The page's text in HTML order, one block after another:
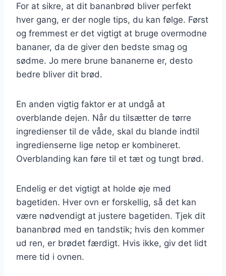
For at sikre, at dit bananbrød bliver perfekt
hver gang, er der nogle tips, du kan følge. Først
og fremmest er det vigtigt at bruge overmodne
bananer, da de giver den bedste smag og
sødme. Jo mere brune bananerne er, desto
bedre bliver dit brød.
En anden vigtig faktor er at undgå at
overblande dejen. Når du tilsætter de tørre
ingredienser til de våde, skal du blande indtil
ingredienserne lige netop er kombineret.
Overblanding kan føre til et tæt og tungt brød.
Endelig er det vigtigt at holde øje med
bagetiden. Hver ovn er forskellig, så det kan
være nødvendigt at justere bagetiden. Tjek dit
bananbrød med en tandstik; hvis den kommer
ud ren, er brødet færdigt. Hvis ikke, giv det lidt
mere tid i ovnen.